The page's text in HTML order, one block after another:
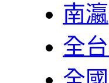
南
全